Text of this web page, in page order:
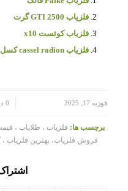
فلزیاب GTI 2500 گرت
فلزیاب کوئست x10
فلزیاب cassel radion کسل رادیون
فوریه 17, 2025 0 دیدگاه
برچسب ها: فلزیاب ، طلایاب ،
فروش فلزیاب، بهترین فلزیاب